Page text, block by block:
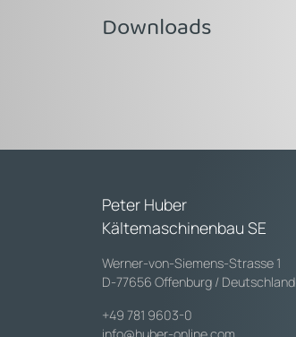
Downloads
Peter Huber
Kältemaschinenbau SE
Werner-von-Siemens-Strasse 1
D-77656 Offenburg / Deutschland
+49 781 9603-0